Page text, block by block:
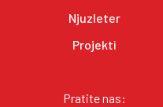
Njuzleter
Projekti
Pratite nas: